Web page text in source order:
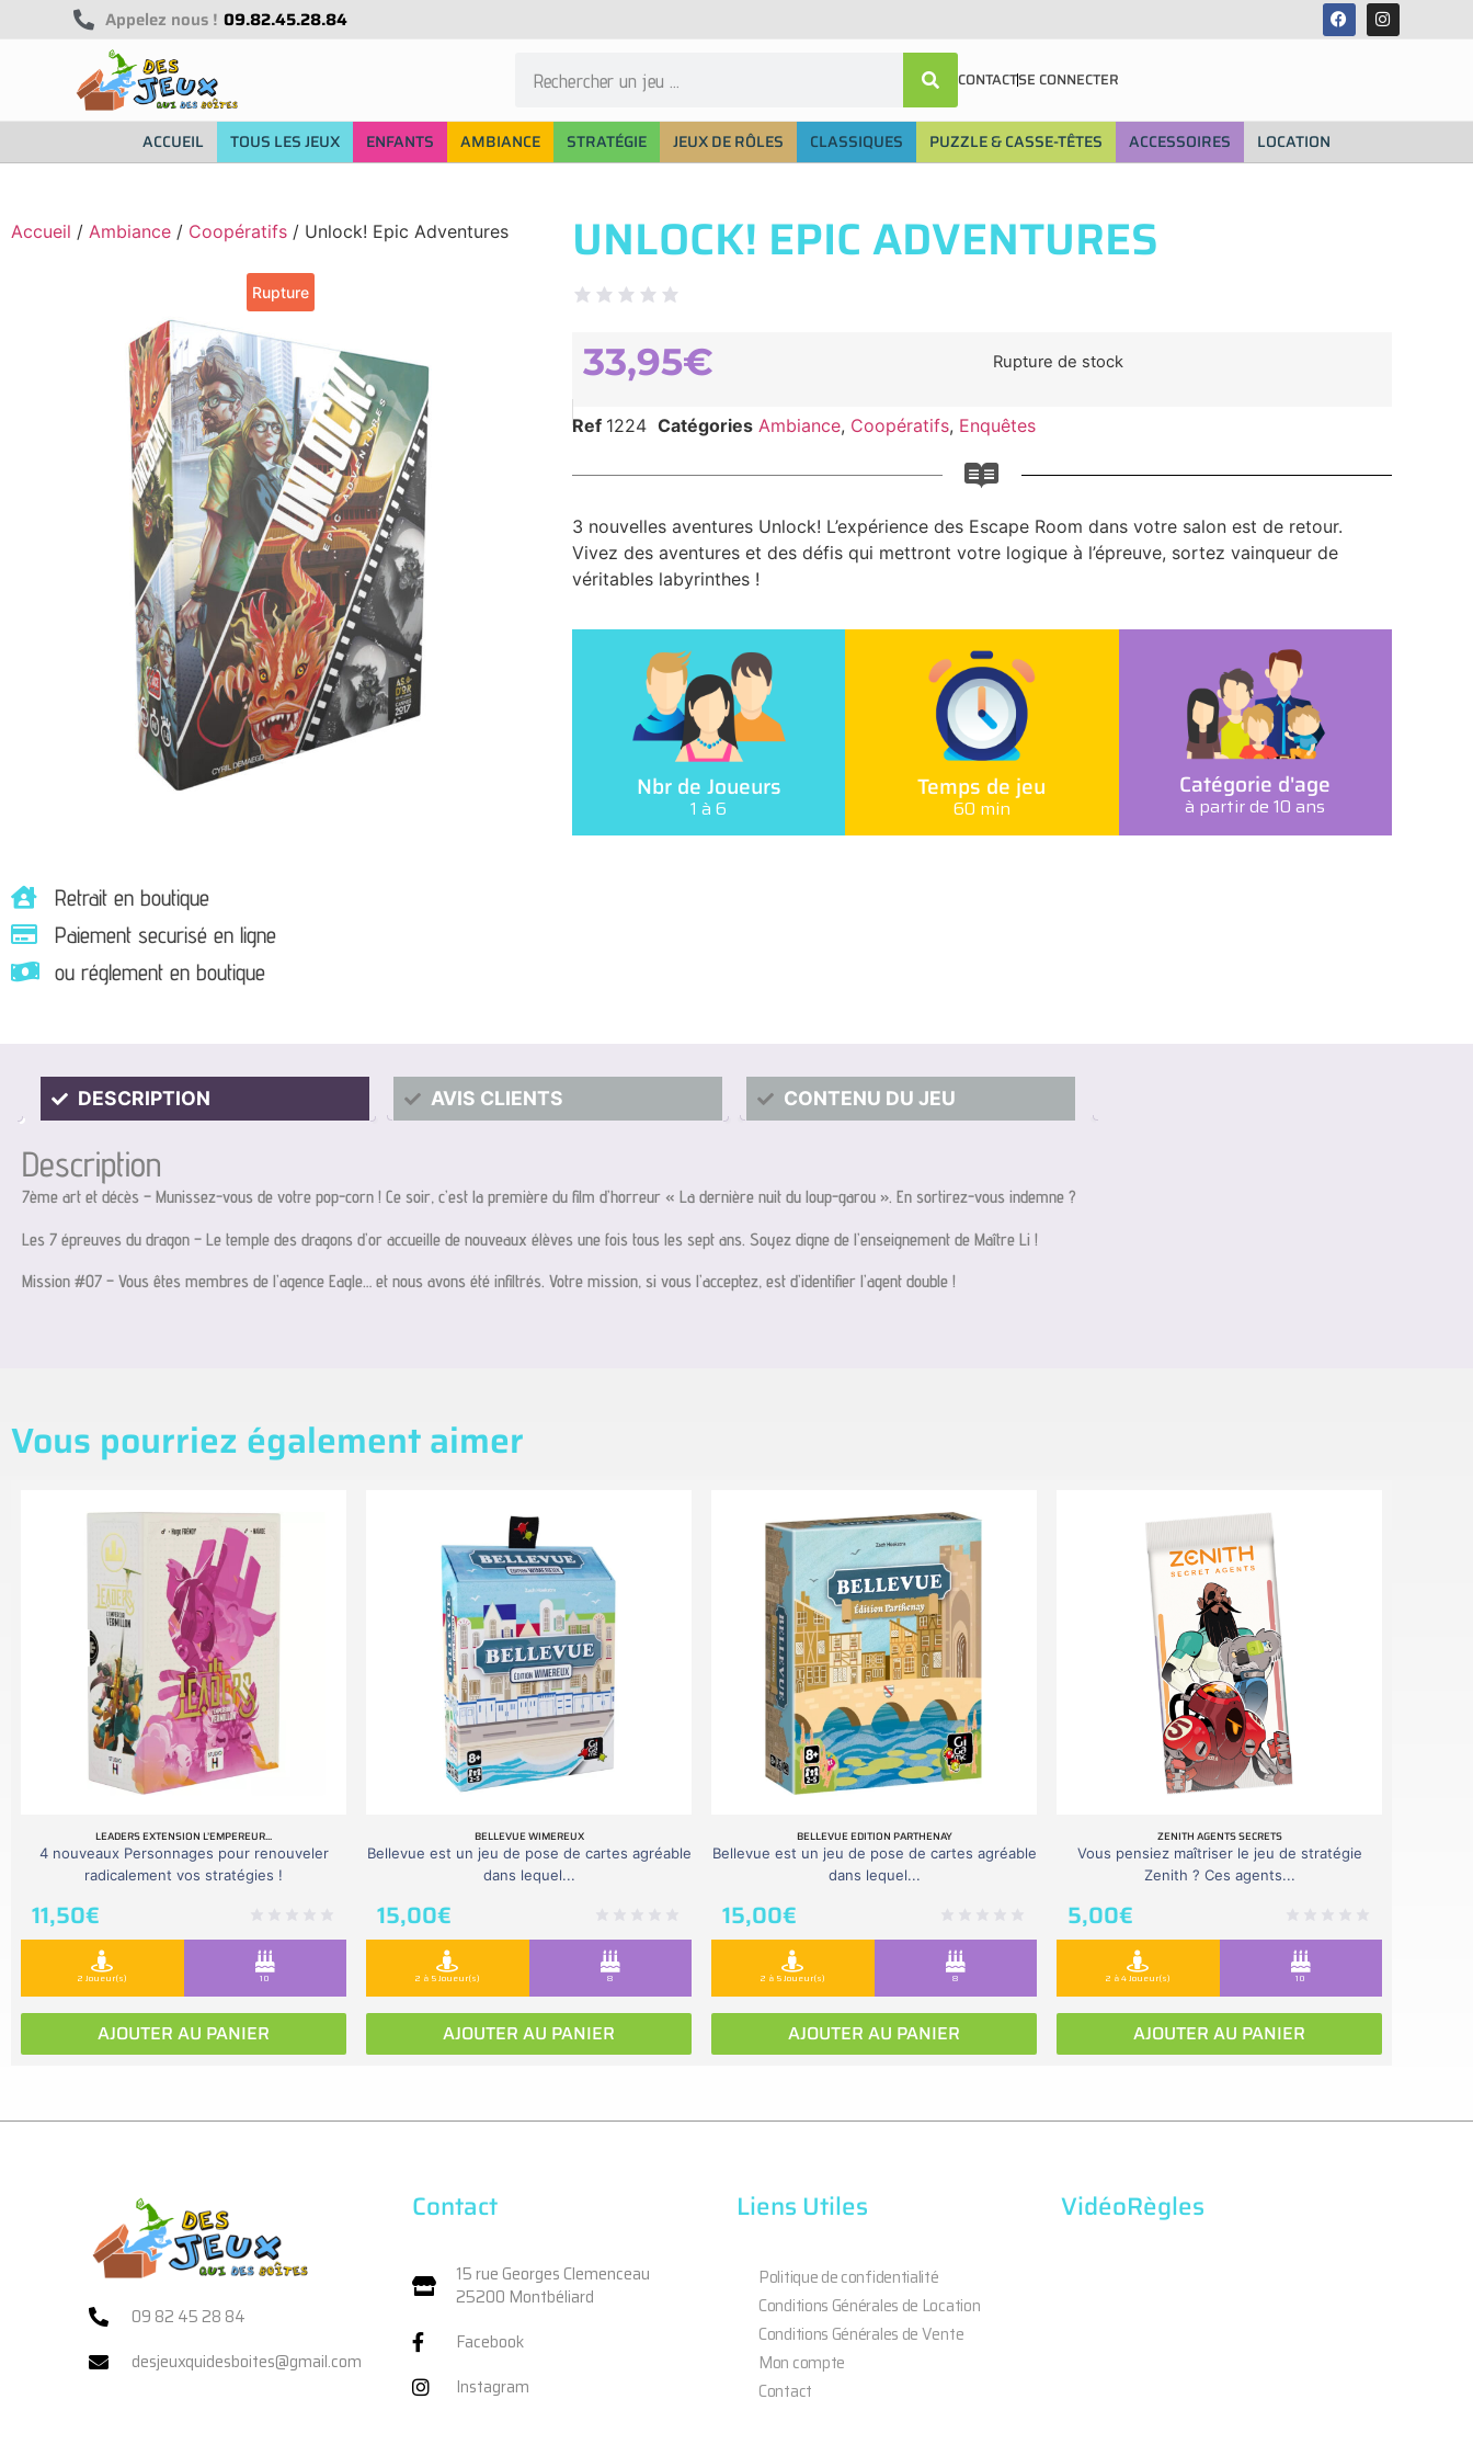
Appelez nous ! 09.82.45.28.84
CONTACTSE CONNECTER
ACCUEIL TOUS LES JEUX ENFANTS AMBIANCE STRATÉGIE JEUX DE RÔLES CLASSIQUES PUZZLE & CASSE-TÊTES ACCESSOIRES LOCATION
Accueil / Ambiance / Coopératifs / Unlock! Epic Adventures
Rupture
Retrait en boutique
Paiement securisé en ligne
ou réglement en boutique
UNLOCK! EPIC ADVENTURES
33,95€ Rupture de stock
Ref 1224 Catégories Ambiance, Coopératifs, Enquêtes
3 nouvelles aventures Unlock! L’expérience des Escape Room dans votre salon est de retour.
Vivez des aventures et des défis qui mettront votre logique à l’épreuve, sortez vainqueur de
véritables labyrinthes !
Nbr de Joueurs
1 à 6
Temps de jeu
60 min
Catégorie d'age
à partir de 10 ans
DESCRIPTION AVIS CLIENTS CONTENU DU JEU
Description
7ème art et décès – Munissez-vous de votre pop-corn ! Ce soir, c’est la première du film d’horreur « La dernière nuit du loup-garou ». En sortirez-vous indemne ?
Les 7 épreuves du dragon – Le temple des dragons d’or accueille de nouveaux élèves une fois tous les sept ans. Soyez digne de l’enseignement de Maître Li !
Mission #07 – Vous êtes membres de l’agence Eagle… et nous avons été infiltrés. Votre mission, si vous l’acceptez, est d’identifier l’agent double !
Vous pourriez également aimer
LEADERS EXTENSION L’EMPEREUR...
4 nouveaux Personnages pour renouveler
radicalement vos stratégies !
11,50€
2 Joueur(s) 10
AJOUTER AU PANIER
BELLEVUE WIMEREUX
Bellevue est un jeu de pose de cartes agréable
dans lequel...
15,00€
2 à 5 Joueur(s) 8
AJOUTER AU PANIER
BELLEVUE EDITION PARTHENAY
Bellevue est un jeu de pose de cartes agréable
dans lequel...
15,00€
2 à 5 Joueur(s) 8
AJOUTER AU PANIER
ZENITH AGENTS SECRETS
Vous pensiez maîtriser le jeu de stratégie
Zenith ? Ces agents...
5,00€
2 à 4 Joueur(s) 10
AJOUTER AU PANIER
09 82 45 28 84
desjeuxquidesboites@gmail.com
Contact
15 rue Georges Clemenceau
25200 Montbéliard
Facebook
Instagram
Liens Utiles
Politique de confidentialité
Conditions Générales de Location
Conditions Générales de Vente
Mon compte
Contact
VidéoRègles